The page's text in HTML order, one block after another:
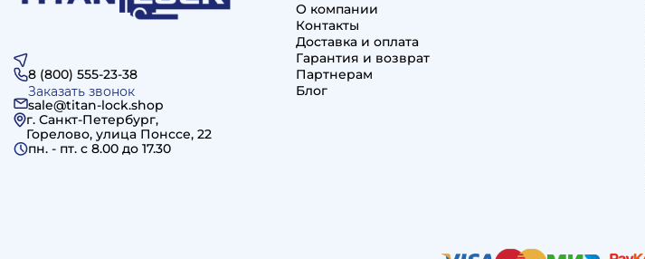
8 (800) 555-23-38
Заказать звонок
sale@titan-lock.shop
г. Санкт-Петербург,
Горелово, улица Понссе, 22
пн. - пт. c 8.00 до 17.30
О компании
Контакты
Доставка и оплата
Гарантия и возврат
Партнерам
Блог